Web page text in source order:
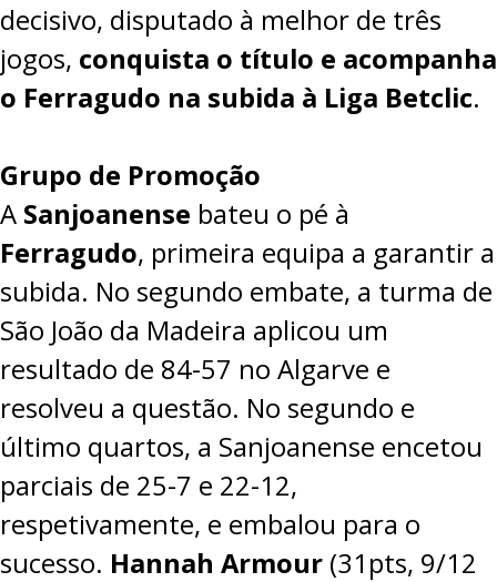
decisivo, disputado à melhor de três
jogos, conquista o título e acompanha
o Ferragudo na subida à Liga Betclic.
Grupo de Promoção
A Sanjoanense bateu o pé à
Ferragudo, primeira equipa a garantir a
subida. No segundo embate, a turma de
São João da Madeira aplicou um
resultado de 84-57 no Algarve e
resolveu a questão. No segundo e
último quartos, a Sanjoanense encetou
parciais de 25-7 e 22-12,
respetivamente, e embalou para o
sucesso. Hannah Armour (31pts, 9/12